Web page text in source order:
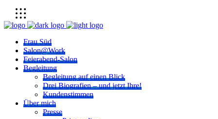
Frau Süd
Salon@Work
Feierabend-Salon
Begleitung
Begleitung auf einen Blick
Drei Biografien – und jetzt Ihre!
Kundenstimmen
Über mich
Presse